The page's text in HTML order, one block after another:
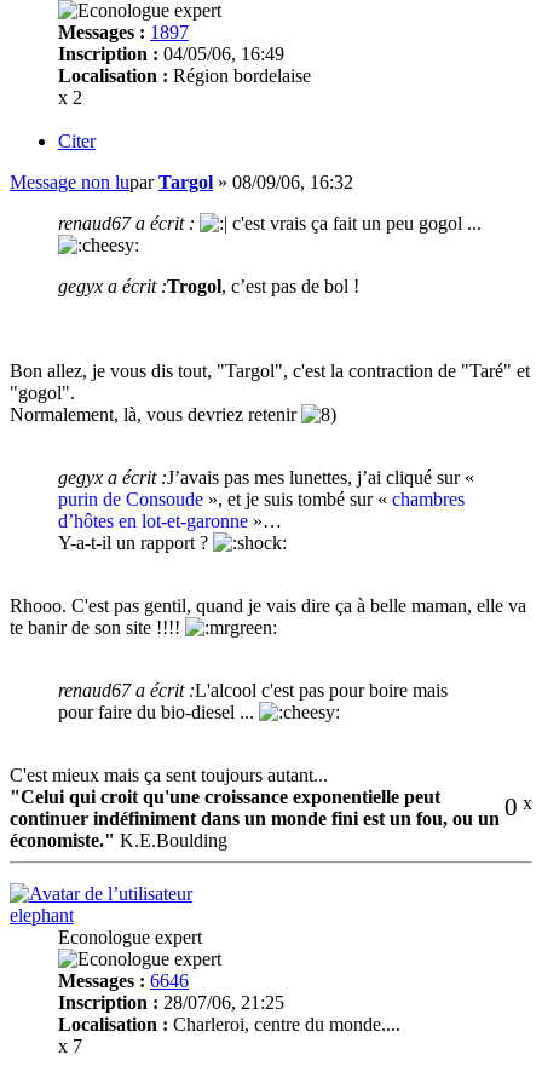
Messages : 1897
Inscription : 04/05/06, 16:49
Localisation : Région bordelaise
x 2
Citer
Message non luparTargol » 08/09/06, 16:32
renaud67 a écrit :
c'est vrais ça fait un peu gogol ...
gegyx a écrit :Trogol, c’est pas de bol !
Bon allez, je vous dis tout, "Targol", c'est la contraction de "Taré" et
"gogol".
Normalement, là, vous devriez retenir
gegyx a écrit :J’avais pas mes lunettes, j’ai cliqué sur «
purin de Consoude », et je suis tombé sur « chambres
d’hôtes en lot-et-garonne »…
Y-a-t-il un rapport ?
Rhooo. C'est pas gentil, quand je vais dire ça à belle maman, elle va
te banir de son site !!!!
renaud67 a écrit :L'alcool c'est pas pour boire mais
pour faire du bio-diesel ...
C'est mieux mais ça sent toujours autant...
0 x
"Celui qui croit qu'une croissance exponentielle peut
continuer indéfiniment dans un monde fini est un fou, ou un
économiste." K.E.Boulding
elephant
Econologue expert
Messages : 6646
Inscription : 28/07/06, 21:25
Localisation : Charleroi, centre du monde....
x 7